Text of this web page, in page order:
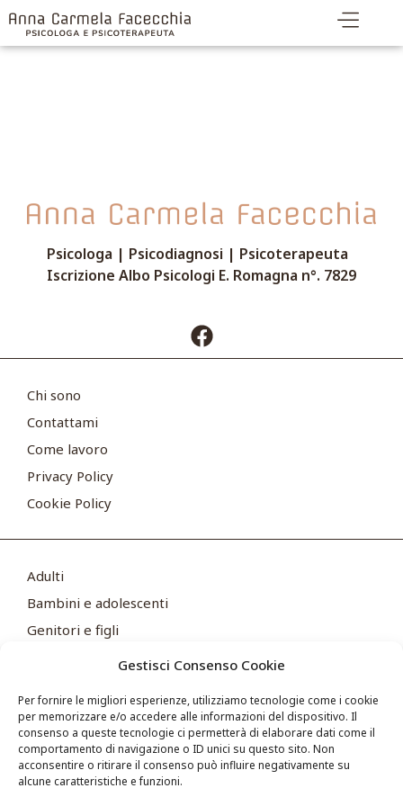
Gestisci Consenso Cookie
Per fornire le migliori esperienze, utilizziamo tecnologie come i cookie
per memorizzare e/o accedere alle informazioni del dispositivo. Il
consenso a queste tecnologie ci permetterà di elaborare dati come il
comportamento di navigazione o ID unici su questo sito. Non
acconsentire o ritirare il consenso può influire negativamente su
alcune caratteristiche e funzioni.
Psicologa | Psicodiagnosi | Psicoterapeuta
Iscrizione Albo Psicologi E. Romagna n°. 7829
Chi sono
Contattami
Come lavoro
Privacy Policy
Cookie Policy
Adulti
Bambini e adolescenti
Genitori e figli
Contatti